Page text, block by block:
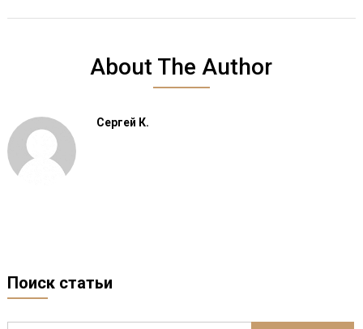
About The Author
Сергей К.
Поиск статьи